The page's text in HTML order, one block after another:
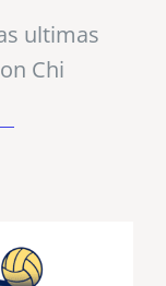
ultimas
Chi